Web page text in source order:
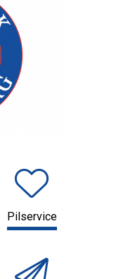
Pilservice